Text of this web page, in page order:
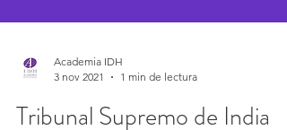
3 nov 2021